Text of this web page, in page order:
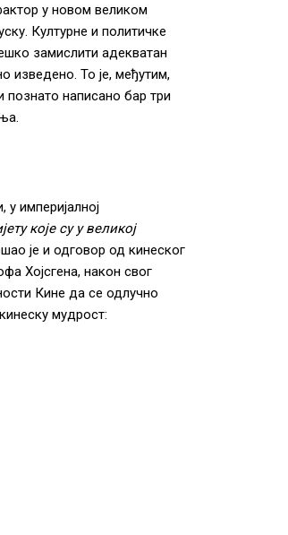
у новом великом
Културне и политичке
замислити адекватан
изведено. То је, међутим,
познато написано бар три
империјалној
које су у великој
је и одговор од кинеског
Хојсгена, након свог
Кине да се одлучно
мудрост: